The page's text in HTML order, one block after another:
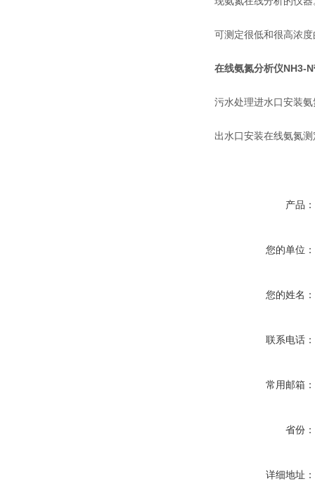
可测定很低和很高浓
在线氨氮分析仪NH3-
污水处理进水口安装
出水口安装在线氨氮
产品：
您的单位：
您的姓名：
联系电话：
常用邮箱：
省份：
详细地址：